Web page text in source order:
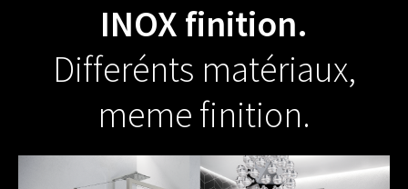
INOX finition.
Differénts matériaux,
meme finition.